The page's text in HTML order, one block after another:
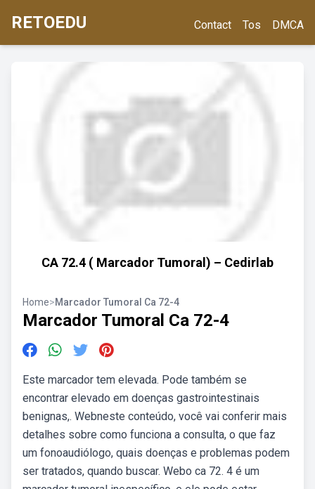
RETOEDU Contact Tos DMCA
CA 72.4 ( Marcador Tumoral) – Cedirlab
Home>Marcador Tumoral Ca 72-4
Marcador Tumoral Ca 72-4
Este marcador tem elevada. Pode também se
encontrar elevado em doenças gastrointestinais
benignas,. Webneste conteúdo, você vai conferir mais
detalhes sobre como funciona a consulta, o que faz
um fonoaudiólogo, quais doenças e problemas podem
ser tratados, quando buscar. Webo ca 72. 4 é um